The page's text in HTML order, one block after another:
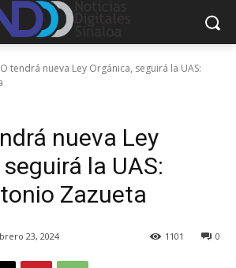
tendrá nueva Ley Orgánica, seguirá la UAS:
nueva Ley
la UAS:
Zazueta
23, 2024 0
1101